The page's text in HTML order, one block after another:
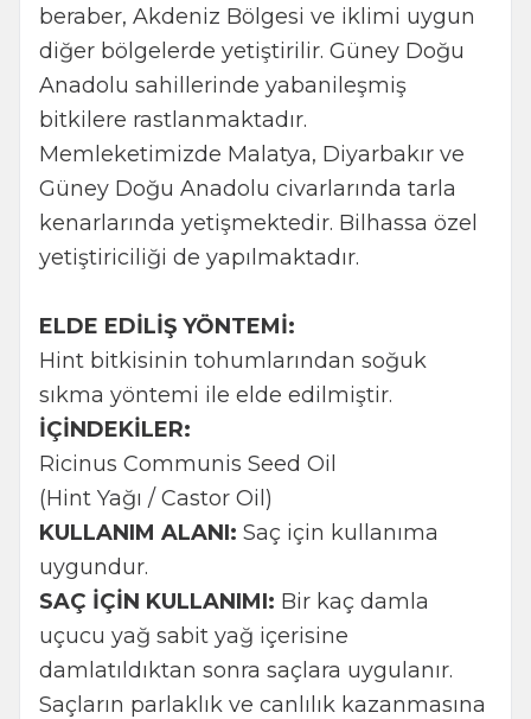
beraber, Akdeniz Bölgesi ve iklimi uygun
diğer bölgelerde yetiştirilir. Güney Doğu
Anadolu sahillerinde yabanileşmiş
bitkilere rastlanmaktadır.
Memleketimizde Malatya, Diyarbakır ve
Güney Doğu Anadolu civarlarında tarla
kenarlarında yetişmektedir. Bilhassa özel
yetiştiriciliği de yapılmaktadır.
ELDE EDİLİŞ YÖNTEMİ:
Hint bitkisinin tohumlarından soğuk
sıkma yöntemi ile elde edilmiştir.
İÇİNDEKİLER:
Ricinus Communis Seed Oil
(Hint Yağı / Castor Oil)
KULLANIM ALANI: Saç için kullanıma
uygundur.
SAÇ İÇİN KULLANIMI: Bir kaç damla
uçucu yağ sabit yağ içerisine
damlatıldıktan sonra saçlara uygulanır.
Saçların parlaklık ve canlılık kazanmasına